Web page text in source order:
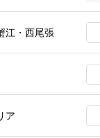
江・西尾張
ア